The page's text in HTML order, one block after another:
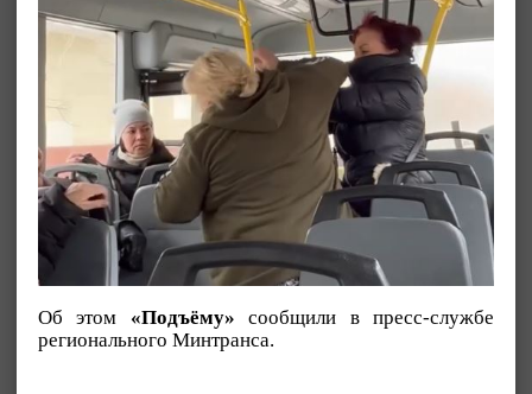
Об этом «Подъёму» сообщили в пресс-службе
регионального Минтранса.